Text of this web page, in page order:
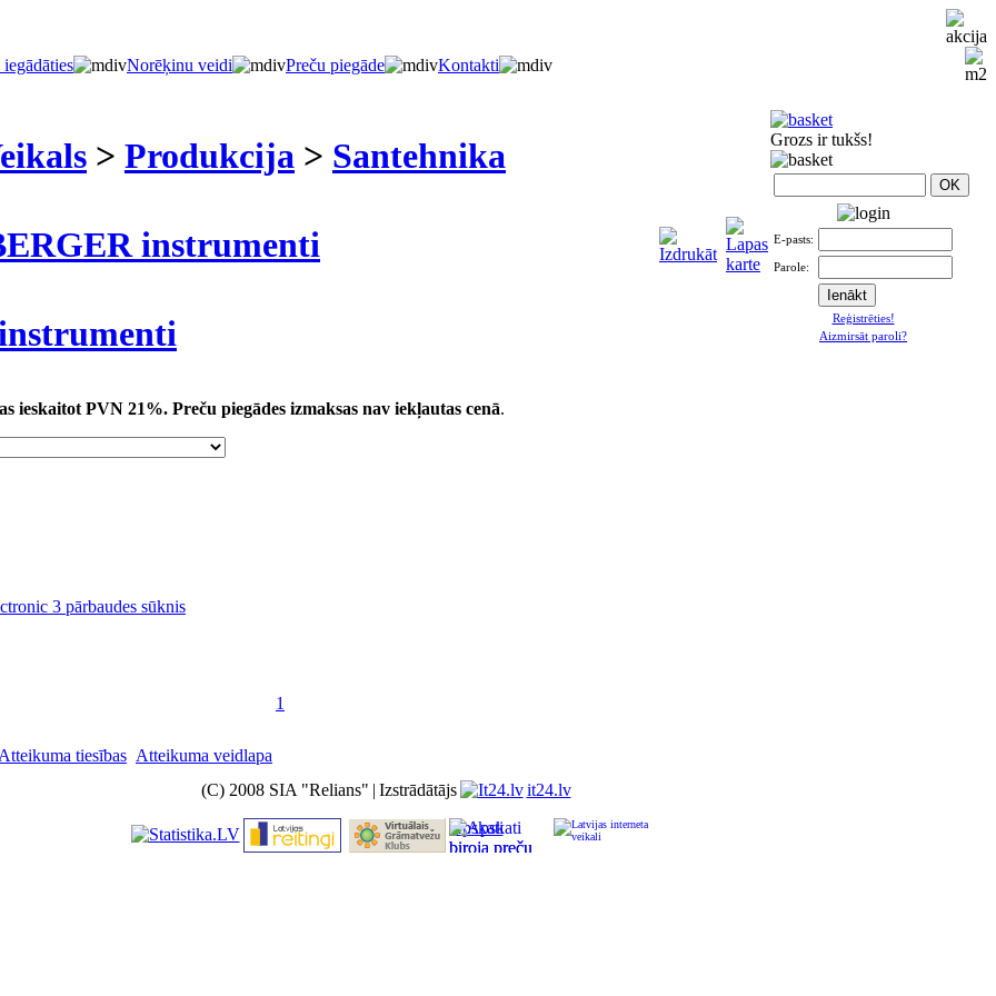
Norēķinu veidi Preču piegāde Kontakti
> Produkcija > Santehnika
instrumenti
instrumenti
ieskaitot PVN 21%. Preču piegādes izmaksas nav iekļautas cenā.
3 pārbaudes sūknis
1
Grozs ir tukšs!
E-pasts:
Parole:
Reģistrēties!
Aizmirsāt paroli?
tiesības Atteikuma veidlapa
(C) 2008 SIA "Relians" | Izstrādātājs
it24.lv
Apskati
biroja preču